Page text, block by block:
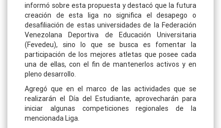
informó sobre esta propuesta y destacó que la futura
creación de esta liga no significa el desapego o
desafiliación de estas universidades de la Federación
Venezolana Deportiva de Educación Universitaria
(Fevedeu), sino lo que se busca es fomentar la
participación de los mejores atletas que posee cada
una de ellas, con el fin de mantenerlos activos y en
pleno desarrollo.
Agregó que en el marco de las actividades que se
realizarán el Día del Estudiante, aprovecharán para
iniciar algunas competiciones regionales de la
mencionada Liga.